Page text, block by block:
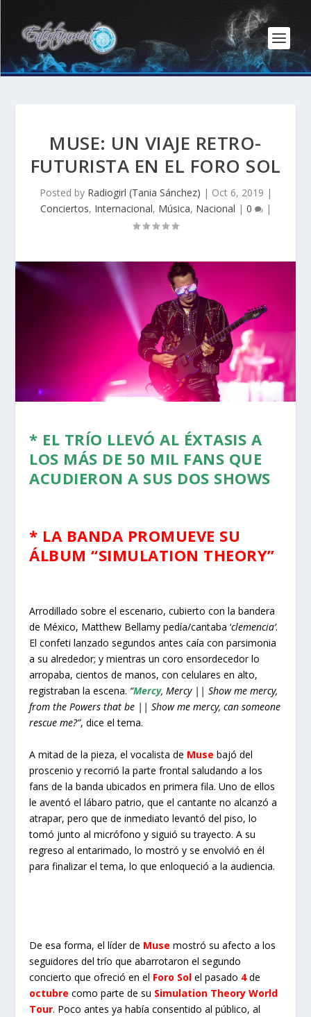
MUSE: UN VIAJE RETRO-
FUTURISTA EN EL FORO SOL
Posted by Radiogirl (Tania Sánchez) | Oct 6, 2019 |
Conciertos, Internacional, Música, Nacional | 0 |
* EL TRÍO LLEVÓ AL ÉXTASIS A
LOS MÁS DE 50 MIL FANS QUE
ACUDIERON A SUS DOS SHOWS
* LA BANDA PROMUEVE SU
ÁLBUM “SIMULATION THEORY”
Arrodillado sobre el escenario, cubierto con la bandera
de México, Matthew Bellamy pedía/cantaba ‘clemencia’.
El confeti lanzado segundos antes caía con parsimonia
a su alrededor; y mientras un coro ensordecedor lo
arropaba, cientos de manos, con celulares en alto,
registraban la escena. “Mercy, Mercy || Show me mercy,
from the Powers that be || Show me mercy, can someone
rescue me?”, dice el tema.
A mitad de la pieza, el vocalista de Muse bajó del
proscenio y recorrió la parte frontal saludando a los
fans de la banda ubicados en primera fila. Uno de ellos
le aventó el lábaro patrio, que el cantante no alcanzó a
atrapar, pero que de inmediato levantó del piso, lo
tomó junto al micrófono y siguió su trayecto. A su
regreso al entarimado, lo mostró y se envolvió en él
para finalizar el tema, lo que enloqueció a la audiencia.
De esa forma, el líder de Muse mostró su afecto a los
seguidores del trío que abarrotaron el segundo
concierto que ofreció en el Foro Sol el pasado 4de
octubrecomo parte de su Simulation Theory World
Tour. Poco antes ya había consentido al público, al